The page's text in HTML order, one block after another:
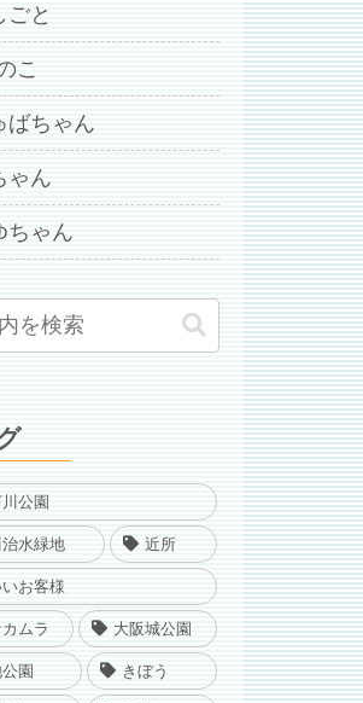
ごと
こ
ばちゃん
ゃん
ちゃん
公園
水緑地 近所
お客様
ムラ 大阪城公園
園 きぼう